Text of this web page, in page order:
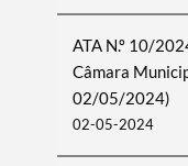
ATA N.º 10/
Câmara
02/05/2024)
02-05-2024